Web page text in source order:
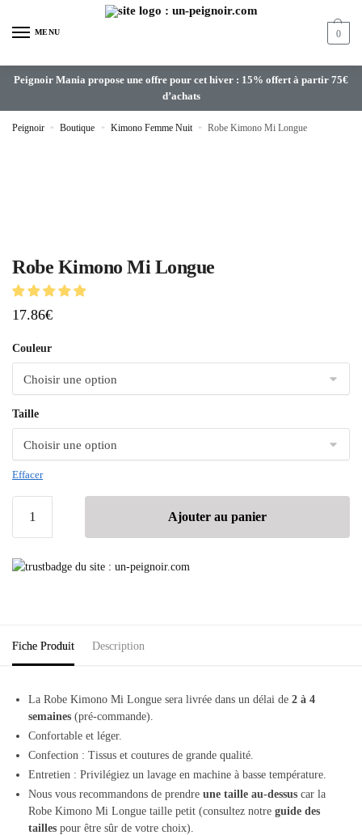
MENU 0
Peignoir Mania propose une offre pour cet hiver : 15% offert à partir 75€
d’achats
Peignoir » Boutique » Kimono Femme Nuit » Robe Kimono Mi Longue
Robe Kimono Mi Longue
17.86€
Couleur
Taille
Effacer
Ajouter au panier
Fiche Produit Description
La Robe Kimono Mi Longue sera livrée dans un délai de 2 à 4
semaines (pré-commande).
Confortable et léger.
Confection : Tissus et coutures de grande qualité.
Entretien : Privilégiez un lavage en machine à basse température.
Nous vous recommandons de prendre une taille au-dessus car la
Robe Kimono Mi Longue taille petit (consultez notre guide des
tailles pour être sûr de votre choix).